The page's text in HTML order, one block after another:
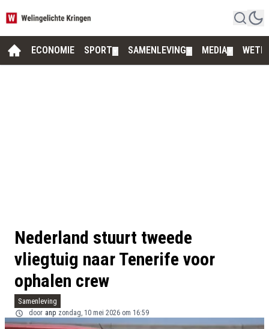
ECONOMIE SPORT SAMENLEVING MEDIA
Nederland stuurt tweede
vliegtuig naar Tenerife voor
ophalen crew
Samenleving
door anp zondag, 10 mei 2026 om 16:59